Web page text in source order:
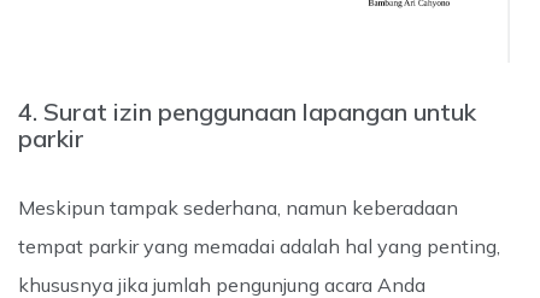
4. Surat izin penggunaan lapangan untuk
parkir
Meskipun tampak sederhana, namun keberadaan
tempat parkir yang memadai adalah hal yang penting,
khususnya jika jumlah pengunjung acara Anda